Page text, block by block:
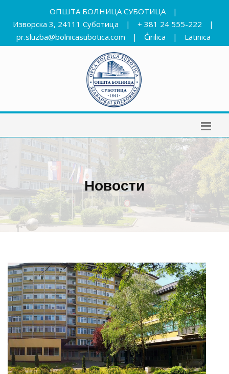
ОПШТА БОЛНИЦА СУБОТИЦА
|
Изворска 3, 24111 Суботица
| + 381 24 555-222
|
pr.sluzba@bolnicasubotica.com
| Ćirilica | Latinica
Новости